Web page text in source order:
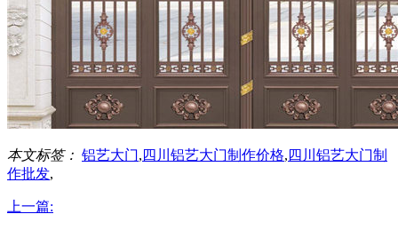
本文标签： 铝艺大门, 四川铝艺大门制作价格, 四川铝艺大门制
作批发,
上一篇: